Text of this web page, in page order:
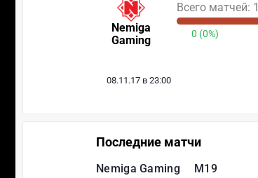
Nemiga
Gaming
Всего матчей: 1
0 (0%)
08.11.17 в 23:00
Последние матчи
Nemiga Gaming M19